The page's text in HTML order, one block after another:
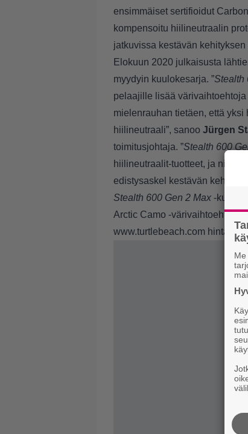
ensimmäiset sertifioidut
kompensoitu hiilineutraalin
jatkuvissa kestävän
Elokuun 2020 julkaisusta
myydyin kuulokesarja. ”Stealth
pelaajille lisää
mielenrauhan tietäen, että
hiilineutraali”, sanoo Jürgen
toimitusjohtaja. ”Stealth 600
hiilineutraalit-tuotteet, ja
edistysaskel kestävän
Stealth 600 Gen 2 Max -
Arctic Camo -värivaihtoehtoja.
www.turtlebeach.com hintaan